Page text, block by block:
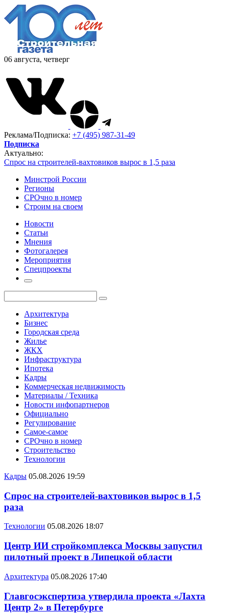
06 августа, четверг
Реклама/Подписка: +7 (495) 987-31-49
Подписка
Актуально:
Спрос на строителей-вахтовиков вырос в 1,5 раза
Минстрой России
Регионы
СРОчно в номер
Строим на своем
Новости
Статьи
Мнения
Фотогалерея
Мероприятия
Спецпроекты
Архитектура
Бизнес
Городская среда
Жилье
ЖКХ
Инфраструктура
Ипотека
Кадры
Коммерческая недвижимость
Материалы / Техника
Новости инфопартнеров
Официально
Регулирование
Самое-самое
СРОчно в номер
Строительство
Технологии
Кадры 05.08.2026 19:59
Спрос на строителей-вахтовиков вырос в 1,5
раза
Технологии 05.08.2026 18:07
Центр ИИ стройкомплекса Москвы запустил
пилотный проект в Липецкой области
Архитектура 05.08.2026 17:40
Главгосэкспертиза утвердила проекта «Лахта
Центр 2» в Петербурге